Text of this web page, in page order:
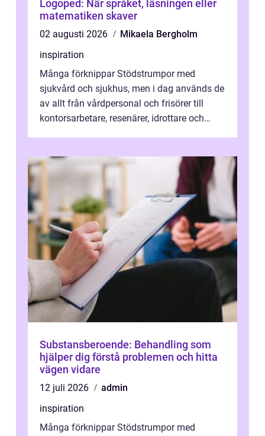
Logoped: När språket, läsningen eller
matematiken skaver
02 augusti 2026
Mikaela Bergholm
inspiration
Många förknippar Stödstrumpor med
sjukvård och sjukhus, men i dag används de
av allt från vårdpersonal och frisörer till
kontorsarbetare, resenärer, idrottare och
Substansberoende: Behandling som
hjälper dig förstå problemen och hitta
vägen vidare
12 juli 2026
admin
inspiration
Många förknippar Stödstrumpor med